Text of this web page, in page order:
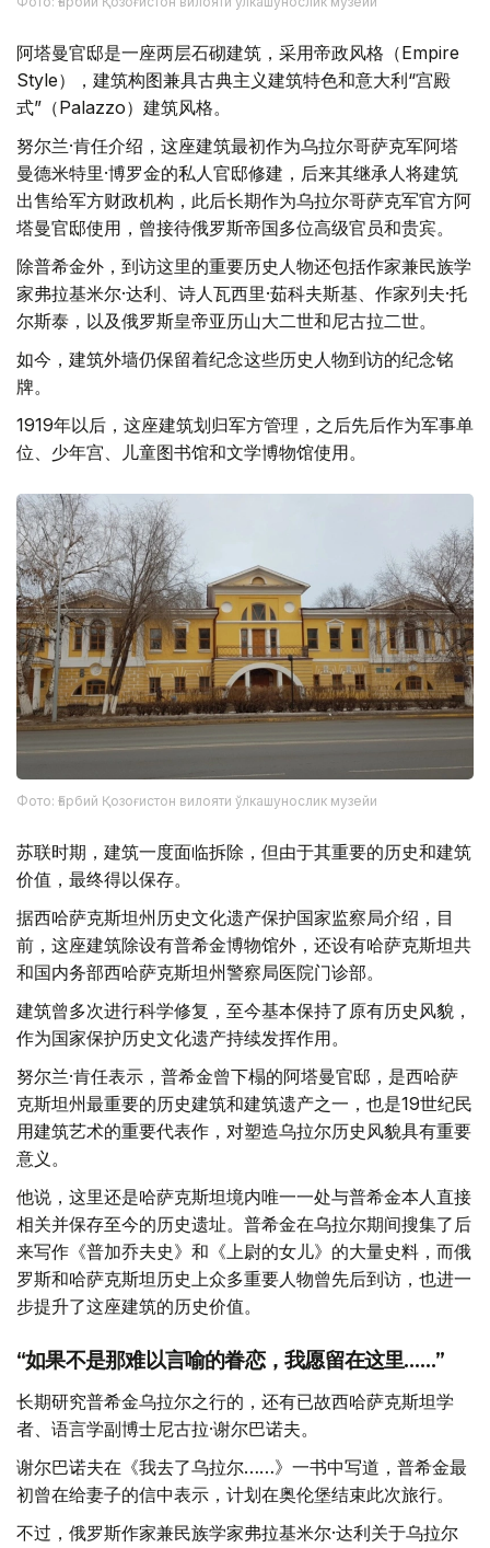
阿塔曼官邸是一座两层石砌建筑，采用帝政风格（Empire
Style），建筑构图兼具古典主义建筑特色和意大利“宫殿
式”（Palazzo）建筑风格。
努尔兰·肯任介绍，这座建筑最初作为乌拉尔哥萨克军阿塔
曼德米特里·博罗金的私人官邸修建，后来其继承人将建筑
出售给军方财政机构，此后长期作为乌拉尔哥萨克军官方阿
塔曼官邸使用，曾接待俄罗斯帝国多位高级官员和贵宾。
除普希金外，到访这里的重要历史人物还包括作家兼民族学
家弗拉基米尔·达利、诗人瓦西里·茹科夫斯基、作家列夫·托
尔斯泰，以及俄罗斯皇帝亚历山大二世和尼古拉二世。
如今，建筑外墙仍保留着纪念这些历史人物到访的纪念铭
牌。
1919年以后，这座建筑划归军方管理，之后先后作为军事单
位、少年宫、儿童图书馆和文学博物馆使用。
Фото: Ғарбий Қозоғистон вилояти ўлкашунослик музейи
苏联时期，建筑一度面临拆除，但由于其重要的历史和建筑
价值，最终得以保存。
据西哈萨克斯坦州历史文化遗产保护国家监察局介绍，目
前，这座建筑除设有普希金博物馆外，还设有哈萨克斯坦共
和国内务部西哈萨克斯坦州警察局医院门诊部。
建筑曾多次进行科学修复，至今基本保持了原有历史风貌，
作为国家保护历史文化遗产持续发挥作用。
努尔兰·肯任表示，普希金曾下榻的阿塔曼官邸，是西哈萨
克斯坦州最重要的历史建筑和建筑遗产之一，也是19世纪民
用建筑艺术的重要代表作，对塑造乌拉尔历史风貌具有重要
意义。
他说，这里还是哈萨克斯坦境内唯一一处与普希金本人直接
相关并保存至今的历史遗址。普希金在乌拉尔期间搜集了后
来写作《普加乔夫史》和《上尉的女儿》的大量史料，而俄
罗斯和哈萨克斯坦历史上众多重要人物曾先后到访，也进一
步提升了这座建筑的历史价值。
“如果不是那难以言喻的眷恋，我愿留在这里……”
长期研究普希金乌拉尔之行的，还有已故西哈萨克斯坦学
者、语言学副博士尼古拉·谢尔巴诺夫。
谢尔巴诺夫在《我去了乌拉尔……》一书中写道，普希金最
初曾在给妻子的信中表示，计划在奥伦堡结束此次旅行。
不过，俄罗斯作家兼民族学家弗拉基米尔·达利关于乌拉尔